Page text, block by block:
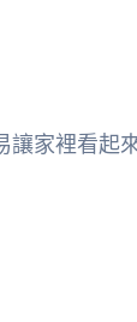
讓家裡看起